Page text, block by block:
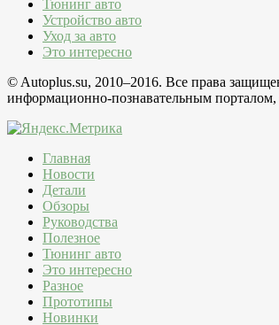
Тюнинг авто
Устройство авто
Уход за авто
Это интересно
© Autoplus.su, 2010–2016. Все права
информационно-познавательным
Главная
Новости
Детали
Обзоры
Руководства
Полезное
Тюнинг авто
Это интересно
Разное
Прототипы
Новинки